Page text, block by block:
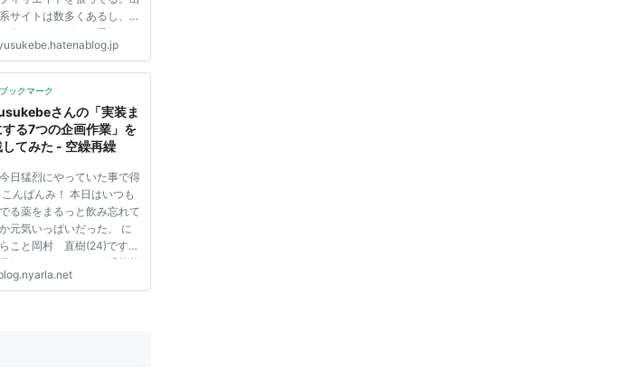
サイトは数多くあるし、張
も色々ある。例えば思いつく
書くと、サイトといえば
イクヨクルヨ YYC メルパ
である。上記はサクラ...
ブックマーク
さんの「実装ま
る7つの企画作業」を
してみた - 空繰再繰
日猛烈にやっていた事で得
こんばんみ！ 本日はいつも
る薬をまるっと飲み忘れて
元気いっぱいだった、 に
こと岡村 直樹(24)です。
元気なんじゃないよ！躁状態
だYO！ さて、それはまあ